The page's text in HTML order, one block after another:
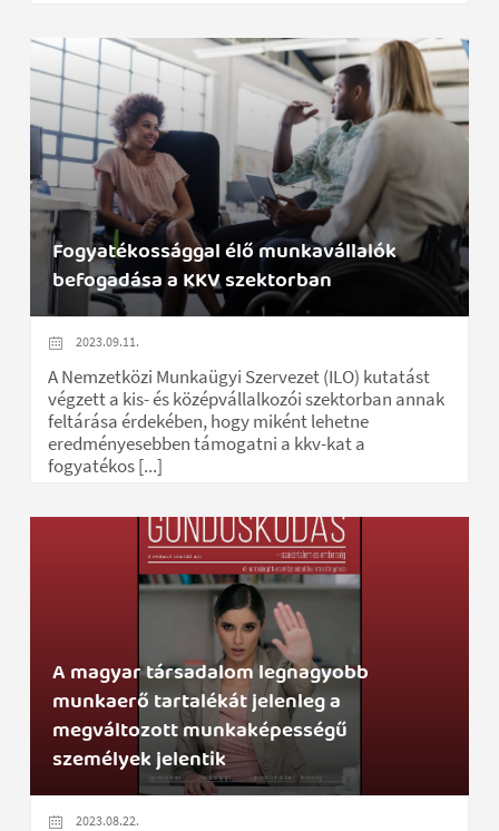
Fogyatékossággal élő munkavállalók
befogadása a KKV szektorban
2023.09.11.
A Nemzetközi Munkaügyi Szervezet (ILO) kutatást
végzett a kis- és középvállalkozói szektorban annak
feltárása érdekében, hogy miként lehetne
eredményesebben támogatni a kkv-kat a
fogyatékos [...]
A magyar társadalom legnagyobb
munkaerő tartalékát jelenleg a
megváltozott munkaképességű
személyek jelentik
2023.08.22.